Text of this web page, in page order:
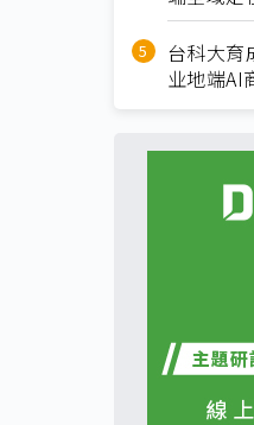
台科大育
业地端AI